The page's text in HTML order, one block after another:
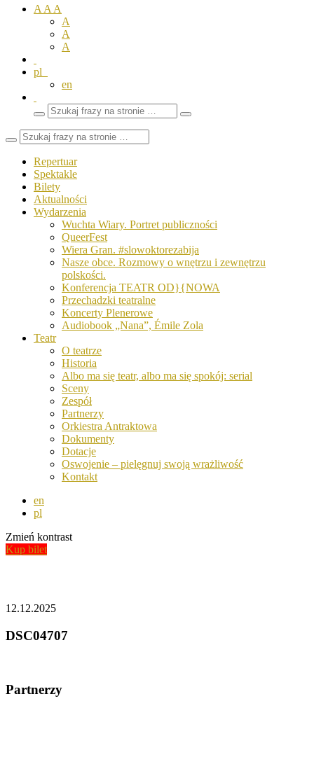
A A A
A
A
A
pl
en
Wyszukaj
frazy
Zamknij
Repertuar
Spektakle
Bilety
Aktualności
Wydarzenia
Wuchta Wiary. Portret publiczności
QueerFest
Wiera Gran. #slowoktorezabija
Nasze obce. Rozmowy o wnętrzu i zewnętrzu
polskości.
Konferencja TEATR OD}{NOWA
Przechadzki teatralne
Koncerty Plenerowe
Audiobook „Nana”, Émile Zola
Teatr
O teatrze
Historia
Albo ma się teatr, albo ma się spokój: serial
Sceny
Zespół
Partnerzy
Orkiestra Antraktowa
Dokumenty
Dotacje
Oswojenie – pielęgnuj swoją wrażliwość
Kontakt
en
pl
Zmień kontrast
Kup bilet
12.12.2025
DSC04707
Partnerzy